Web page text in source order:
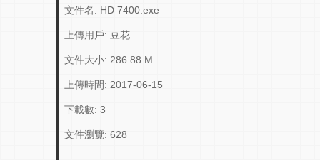
文件名: HD 7400.exe
上傳用戶: 豆花
文件大小: 286.88 M
上傳時間: 2017-06-15
下載數: 3
文件瀏覽: 628